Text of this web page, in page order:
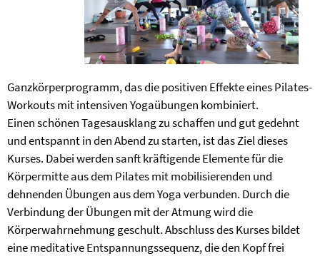
Ganzkörperprogramm, das die positiven Effekte eines Pilates-
Workouts mit intensiven Yogaübungen kombiniert.
Einen schönen Tagesausklang zu schaffen und gut gedehnt
und entspannt in den Abend zu starten, ist das Ziel dieses
Kurses. Dabei werden sanft kräftigende Elemente für die
Körpermitte aus dem Pilates mit mobilisierenden und
dehnenden Übungen aus dem Yoga verbunden. Durch die
Verbindung der Übungen mit der Atmung wird die
Körperwahrnehmung geschult. Abschluss des Kurses bildet
eine meditative Entspannungssequenz, die den Kopf frei